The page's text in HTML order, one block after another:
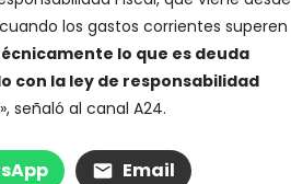
los gastos corrientes superen
lo que es deuda
con la ley de responsabilidad
señaló al canal A24.
Email